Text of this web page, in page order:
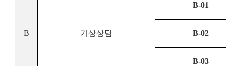
B 기상상담
B-01
B-02
B-03